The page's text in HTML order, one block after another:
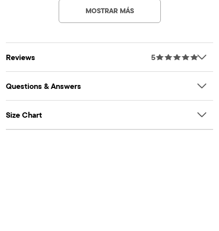
MOSTRAR MÁS
Reviews 5
Questions & Answers
Size Chart